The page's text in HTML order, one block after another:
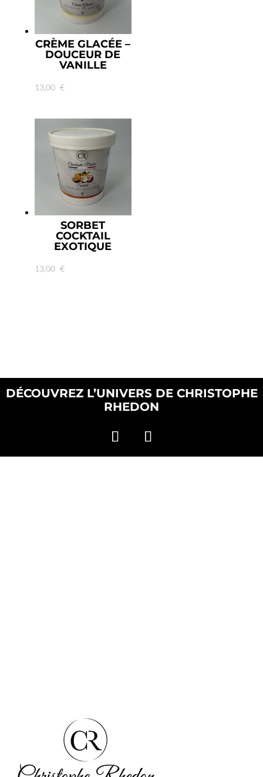
CRÈME GLACÉE –
DOUCEUR DE
VANILLE
13,00 €
SORBET
COCKTAIL
EXOTIQUE
13,00 €
DÉCOUVREZ L’UNIVERS DE CHRISTOPHE
RHEDON